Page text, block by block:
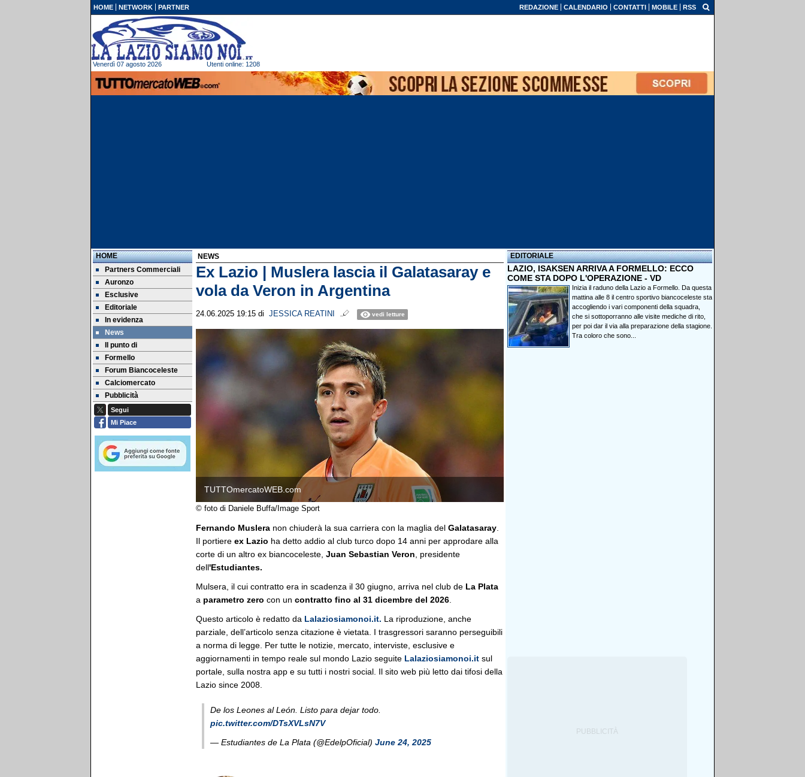
HOME NETWORK PARTNER REDAZIONE CALENDARIO CONTATTI MOBILE RSS
Venerdì 07 agosto 2026 Utenti online: 1208
HOME
Partners Commerciali
Auronzo
Esclusive
Editoriale
In evidenza
News
Il punto di
Formello
Forum Biancoceleste
Calciomercato
Pubblicità
Segui
Mi Piace
NEWS
Ex Lazio | Muslera lascia il Galatasaray e
vola da Veron in Argentina
24.06.2025 19:15 di JESSICA REATINI vedi letture
TUTTOmercatoWEB.com
© foto di Daniele Buffa/Image Sport
Fernando Muslera non chiuderà la sua carriera con la maglia del Galatasaray
Il portiere ex Lazio ha detto addio al club turco dopo 14 anni per approdare alla
corte di un altro ex biancoceleste, Juan Sebastian Veron , presidente
dell'Estudiantes.
Mulsera, il cui contratto era in scadenza il 30 giugno, arriva nel club de La Plata
a parametro zero con un contratto fino al 31 dicembre del 2026
Questo articolo è redatto da Lalaziosiamonoi.it. La riproduzione, anche
parziale, dell’articolo senza citazione è vietata. I trasgressori saranno perseguibili
a norma di legge. Per tutte le notizie, mercato, interviste, esclusive e
aggiornamenti in tempo reale sul mondo Lazio seguite Lalaziosiamonoi.it sul
portale, sulla nostra app e su tutti i nostri social. Il sito web più letto dai tifosi della
Lazio since 2008.
De los Leones al León. Listo para dejar todo.
pic.twitter.com/DTsXVLsN7V
— Estudiantes de La Plata (@EdelpOficial) June 24, 2025
EDITORIALE
LAZIO, ISAKSEN ARRIVA A FORMELLO: ECCO
COME STA DOPO L'OPERAZIONE - VD
Inizia il raduno della Lazio a Formello. Da questa
mattina alle 8 il centro sportivo biancoceleste sta
accogliendo i vari componenti della squadra,
che si sottoporranno alle visite mediche di rito,
per poi dar il via alla preparazione della stagione.
Tra coloro che sono...